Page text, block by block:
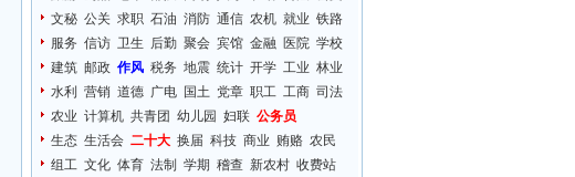
文秘 公关 求职 石油 消防 通信 农机 就业 铁路
服务 信访 卫生 后勤 聚会 宾馆 金融 医院 学校
建筑 邮政 作风 税务 地震 统计 开学 工业 林业
水利
营销 道德 广电 国土 党章 职工 工商 司法
农业 计算机 共青团 幼儿园 妇联 公务员
生态 生活会 二十大 换届 科技 商业 贿赂 农民
组工 文化 体育 法制 学期 稽查 新农村 收费站